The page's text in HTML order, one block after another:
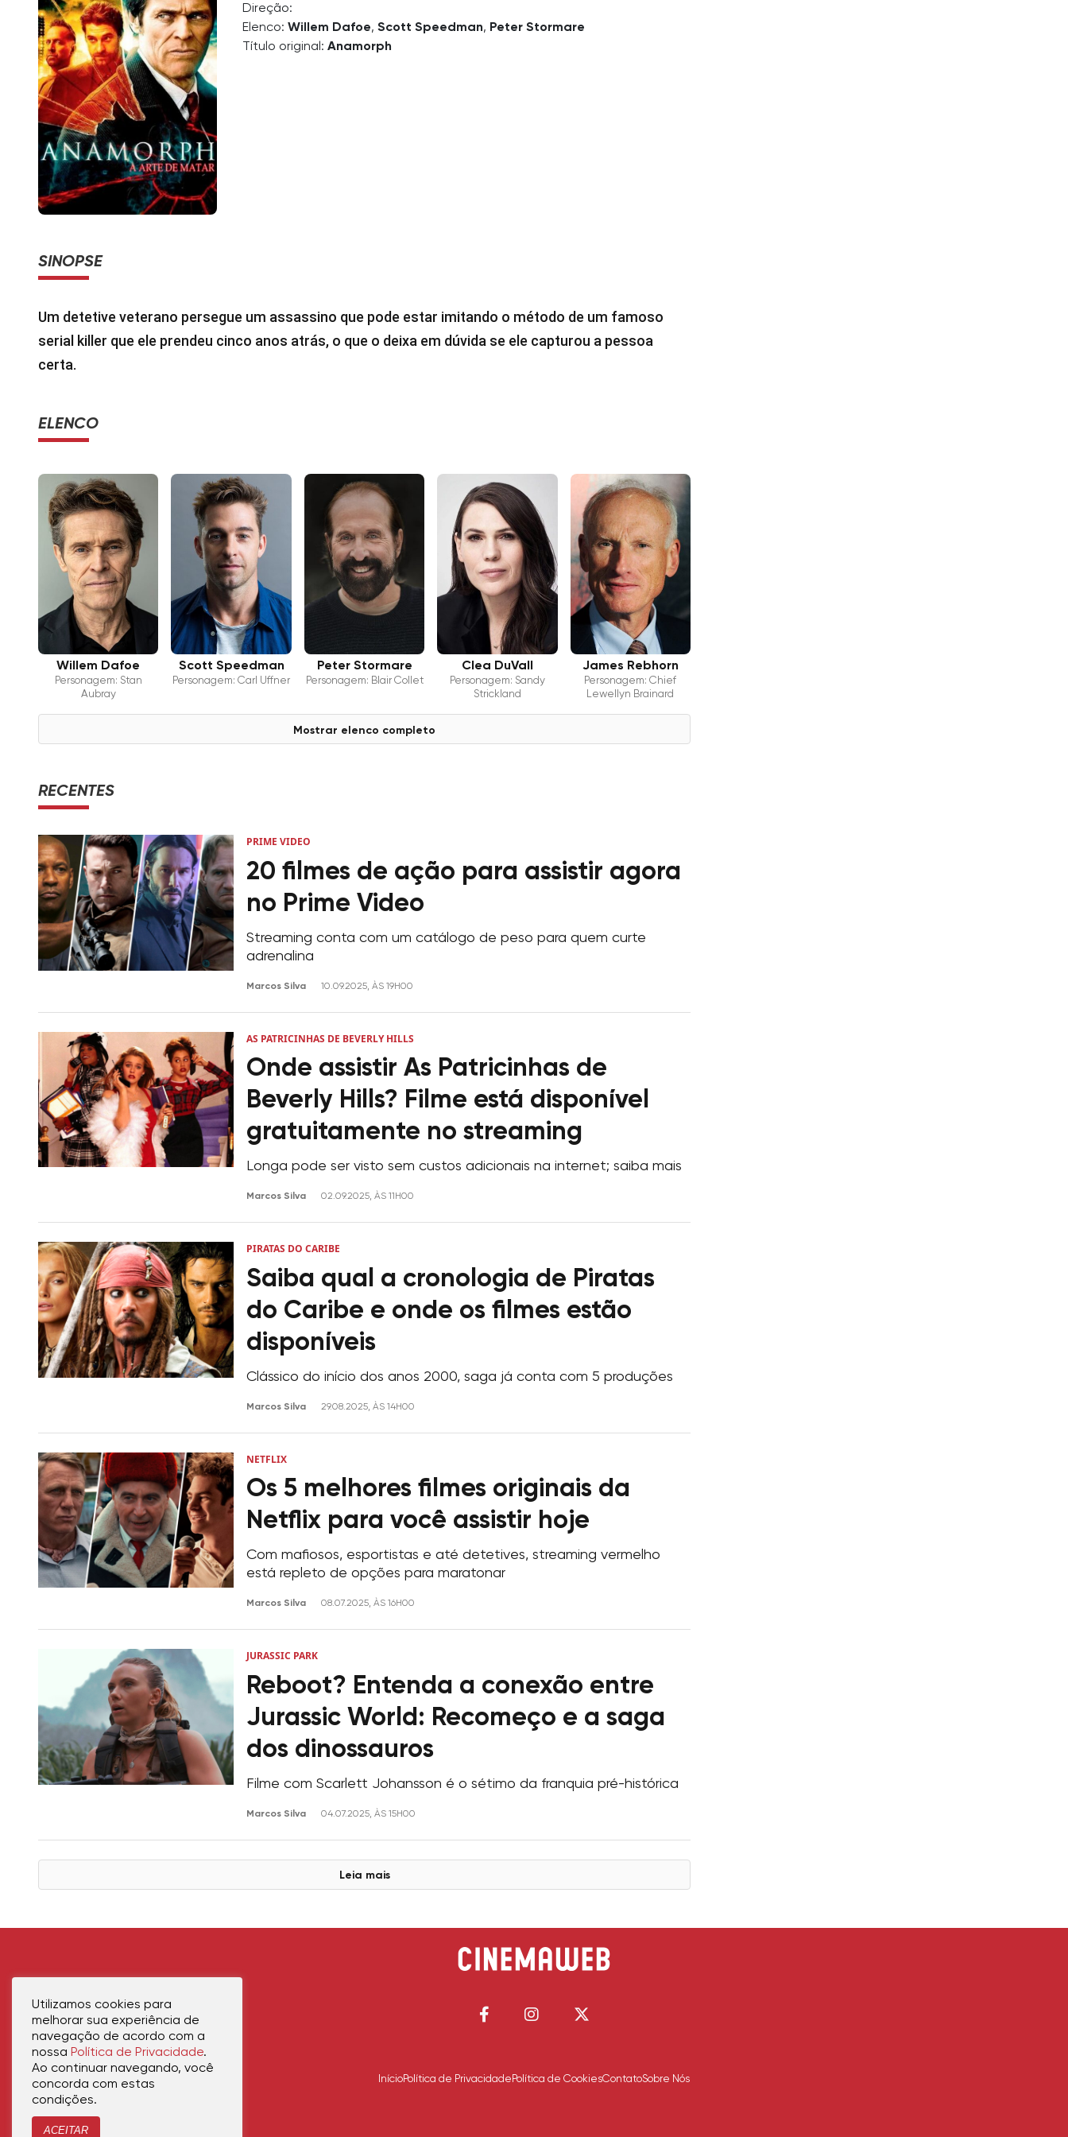
Direção:
Elenco: Willem Dafoe, Scott Speedman, Peter Stormare
Título original: Anamorph
SINOPSE
Um detetive veterano persegue um assassino que pode estar imitando o método de um famoso
serial killer que ele prendeu cinco anos atrás, o que o deixa em dúvida se ele capturou a pessoa
certa.
ELENCO
Willem Dafoe
Personagem: Stan
Aubray
Scott Speedman
Personagem: Carl Uffner
Peter Stormare
Personagem: Blair Collet
Clea DuVall
Personagem: Sandy
Strickland
James Rebhorn
Personagem: Chief
Lewellyn Brainard
Mostrar elenco completo
RECENTES
PRIME VIDEO
20 filmes de ação para assistir agora
no Prime Video
Streaming conta com um catálogo de peso para quem curte
adrenalina
Marcos Silva 10.09.2025, ÀS 19H00
AS PATRICINHAS DE BEVERLY HILLS
Onde assistir As Patricinhas de
Beverly Hills? Filme está disponível
gratuitamente no streaming
Longa pode ser visto sem custos adicionais na internet; saiba mais
Marcos Silva 02.09.2025, ÀS 11H00
PIRATAS DO CARIBE
Saiba qual a cronologia de Piratas
do Caribe e onde os filmes estão
disponíveis
Clássico do início dos anos 2000, saga já conta com 5 produções
Marcos Silva 29.08.2025, ÀS 14H00
NETFLIX
Os 5 melhores filmes originais da
Netflix para você assistir hoje
Com mafiosos, esportistas e até detetives, streaming vermelho
está repleto de opções para maratonar
Marcos Silva 08.07.2025, ÀS 16H00
JURASSIC PARK
Reboot? Entenda a conexão entre
Jurassic World: Recomeço e a saga
dos dinossauros
Filme com Scarlett Johansson é o sétimo da franquia pré-histórica
Marcos Silva 04.07.2025, ÀS 15H00
Leia mais
InícioPolítica de Privacidade Política de CookiesContatoSobre Nós
Utilizamos cookies para
melhorar sua experiência de
navegação de acordo com a
nossa Política de Privacidade.
Ao continuar navegando, você
concorda com estas
condições.
ACEITAR